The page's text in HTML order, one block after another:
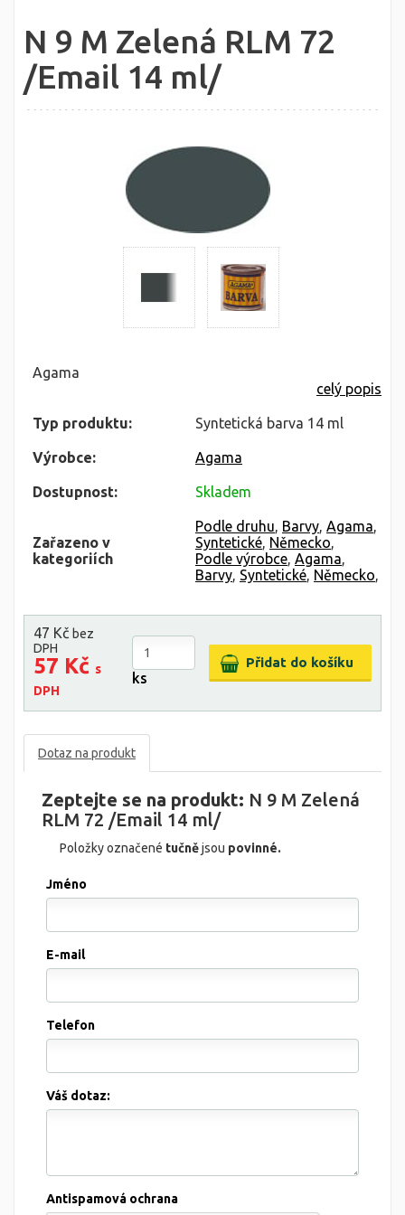
N 9 M Zelená RLM 72
/Email 14 ml/
Agama
celý popis
Typ produktu: Syntetická barva 14 ml
Výrobce: Agama
Dostupnost: Skladem
Zařazeno v
kategoriích
Podle druhu, Barvy, Agama,
Syntetické, Německo,
Podle výrobce, Agama,
Barvy, Syntetické, Německo,
47 Kč bez
DPH
57 Kč s
DPH
ks
Dotaz na produkt
Zeptejte se na produkt: N 9 M Zelená
RLM 72 /Email 14 ml/
Položky označené tučnějsou povinné.
Jméno
E-mail
Telefon
Váš dotaz:
Antispamová ochrana